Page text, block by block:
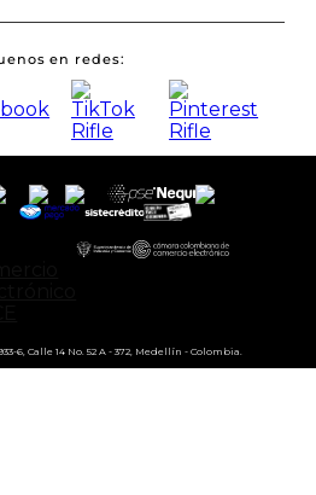
en redes
6, Calle 14 No. 52 A - 372, Medellín - Colombia.